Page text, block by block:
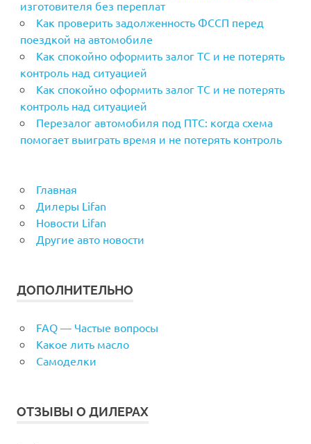
изготовителя без переплат
Как проверить задолженность ФССП перед
поездкой на автомобиле
Как спокойно оформить залог ТС и не потерять
контроль над ситуацией
Как спокойно оформить залог ТС и не потерять
контроль над ситуацией
Перезалог автомобиля под ПТС: когда схема
помогает выиграть время и не потерять контроль
Главная
Дилеры Lifan
Новости Lifan
Другие авто новости
ДОПОЛНИТЕЛЬНО
FAQ — Частые вопросы
Какое лить масло
Самоделки
ОТЗЫВЫ О ДИЛЕРАХ